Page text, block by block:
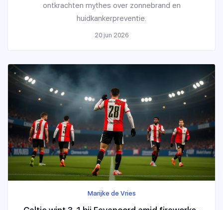
ontkrachten mythes over zonnebrand en
huidkankerpreventie.
20 jun 2026
Marijke de Vries